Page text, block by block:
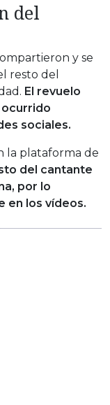
del
y se
resto del
El revuelo
ocurrido
sociales.
la plataforma de
del cantante
por lo
en los vídeos.